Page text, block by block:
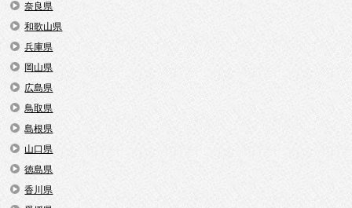
奈良県
和歌山県
兵庫県
岡山県
広島県
鳥取県
島根県
山口県
徳島県
香川県